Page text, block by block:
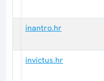
inantro.hr
invictus.hr